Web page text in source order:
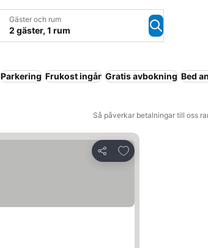
Gäster och rum
2 gäster, 1 rum
Parkering Frukost ingår Gratis avbokning Bed
Så påverkar betalningar till oss
Dela
Lägg till i Mina